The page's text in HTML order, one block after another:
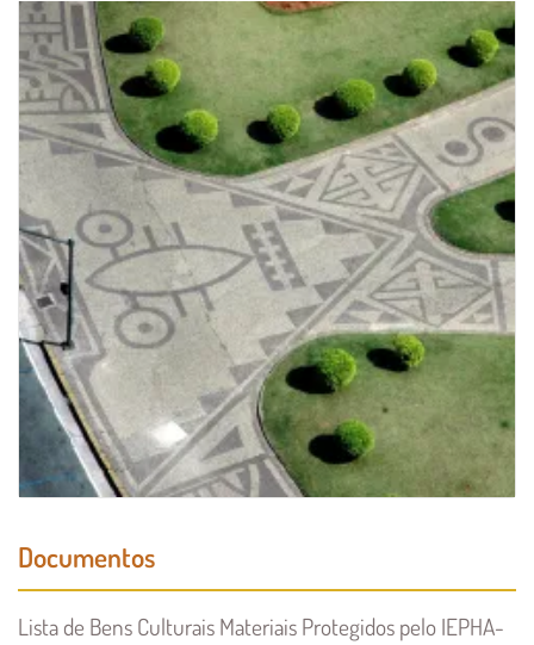
Documentos
Lista de Bens Culturais Materiais Protegidos pelo IEPHA-